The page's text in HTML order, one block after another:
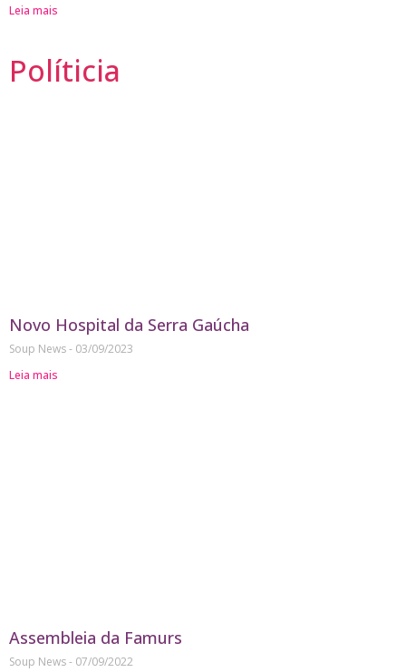
Leia mais
Políticia
Novo Hospital da Serra Gaúcha
Soup News
03/09/2023
Leia mais
Assembleia da Famurs
Soup News
07/09/2022